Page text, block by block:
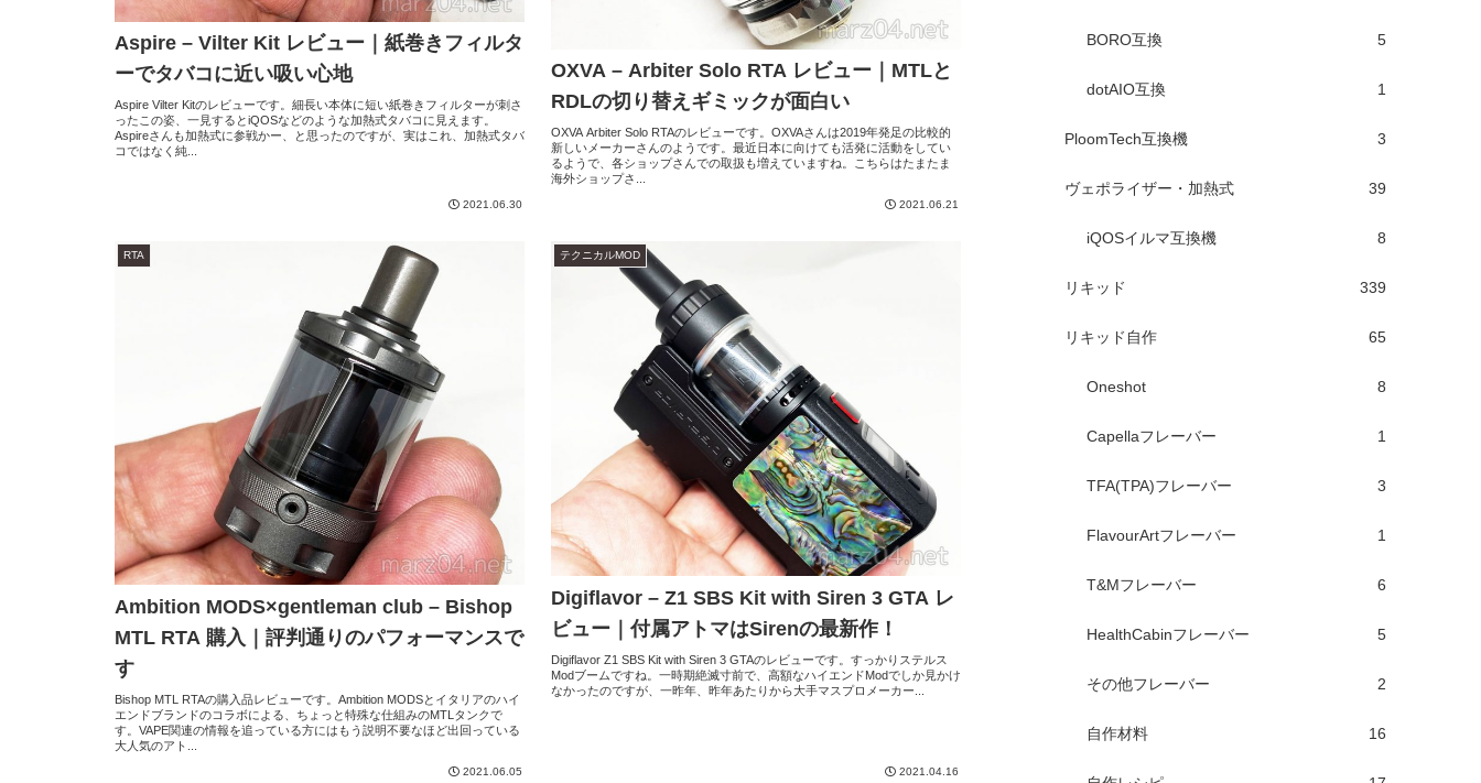
Aspire – Vilter Kit レビュー｜紙巻きフィルタ
ーでタバコに近い吸い心地
Aspire Vilter Kitのレビューです。細長い本体に短い紙巻きフィルターが刺さ
ったこの姿、一見するとiQOSなどのような加熱式タバコに見えます。
Aspireさんも加熱式に参戦かー、と思ったのですが、実はこれ、加熱式タバ
コではなく純...
2021.06.30
OXVA – Arbiter Solo RTA レビュー｜MTLと
RDLの切り替えギミックが面白い
OXVA Arbiter Solo RTAのレビューです。OXVAさんは2019年発足の比較的
新しいメーカーさんのようです。最近日本に向けても活発に活動をしてい
るようで、各ショップさんでの取扱も増えていますね。こちらはたまたま
海外ショップさ...
2021.06.21
RTA
Ambition MODS×gentleman club – Bishop
MTL RTA 購入｜評判通りのパフォーマンスで
す
Bishop MTL RTAの購入品レビューです。Ambition MODSとイタリアのハイ
エンドブランドのコラボによる、ちょっと特殊な仕組みのMTLタンクで
す。VAPE関連の情報を追っている方にはもう説明不要なほど出回っている
大人気のアト...
2021.06.05
テクニカルMOD
Digiflavor – Z1 SBS Kit with Siren 3 GTA レ
ビュー｜付属アトマはSirenの最新作！
Digiflavor Z1 SBS Kit with Siren 3 GTAのレビューです。すっかりステルス
Modブームですね。一時期絶滅寸前で、高額なハイエンドModでしか見かけ
なかったのですが、一昨年、昨年あたりから大手マスプロメーカー...
2021.04.16
BORO互換 5
dotAIO互換 1
PloomTech互換機 3
ヴェポライザー・加熱式 39
iQOSイルマ互換機 8
リキッド 339
リキッド自作 65
Oneshot 8
Capellaフレーバー 1
TFA(TPA)フレーバー 3
FlavourArtフレーバー 1
T&Mフレーバー 6
HealthCabinフレーバー 5
その他フレーバー 2
自作材料 16